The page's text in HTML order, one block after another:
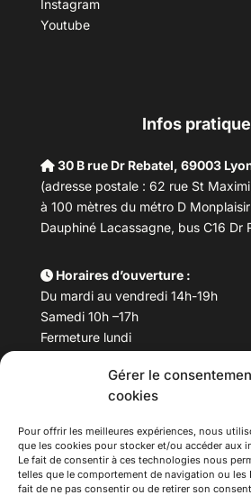
Gérer le
cookies
Pour offrir les meilleures expériences, nous
que les cookies pour stocker et/ou accéder aux
Le fait de consentir à ces technologies nous
telles que le comportement de navigation ou les
fait de ne pas consentir ou de retirer son
Instagram
Youtube
Infos
30 B rue Dr Rebatel, 69003
(adresse postale : 62 rue St
à 100 mètres du métro D
Dauphiné Lacassagne, bus C16 Dr
Horaires d’ouverture :
Du mardi au vendredi 14h-19h
Samedi 10h –17h
Fermeture lundi
Téléphone : 04 78 53 06 40